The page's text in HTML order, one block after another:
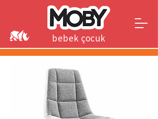
bebek çocuk
genç